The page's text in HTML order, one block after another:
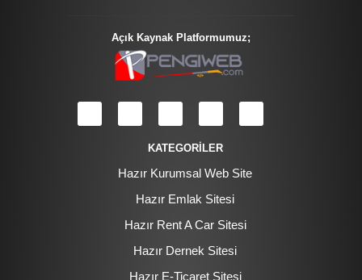
Açık Kaynak Platformumuz;
KATEGORİLER
Hazır Kurumsal Web Site
Hazır Emlak Sitesi
Hazır Rent A Car Sitesi
Hazır Dernek Sitesi
Hazır E-Ticaret Sitesi